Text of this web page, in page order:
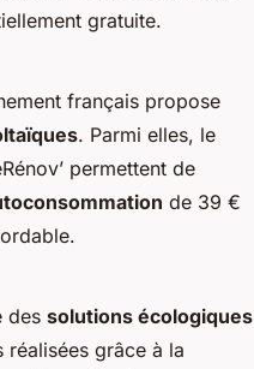
gratuite.
français propose
. Parmi elles, le
permettent de
de 39 €
des solutions écologiques
grâce à la